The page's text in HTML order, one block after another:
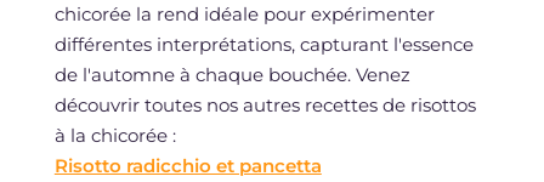
chicorée la rend idéale pour expérimenter
différentes interprétations, capturant l'essence
de l'automne à chaque bouchée. Venez
découvrir toutes nos autres recettes de risottos
à la chicorée :
Risotto radicchio et pancetta